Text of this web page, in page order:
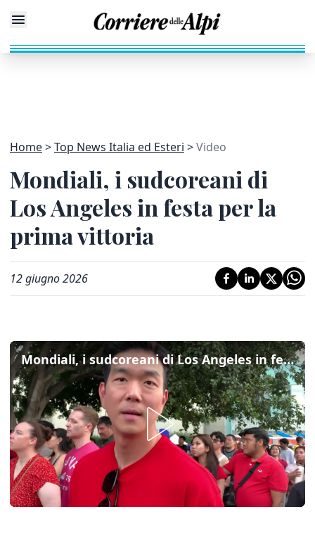
Home Top News Italia ed Esteri Video
Mondiali, i sudcoreani di
Los Angeles in festa per la
prima vittoria
12 giugno 2026
Mondiali, i sudcoreani di Los Angeles in festa per la prima vittoria